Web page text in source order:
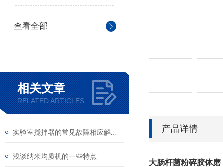
查看全部
相关文章
RELATED ARTICLES
浅谈纳米均质机的一些特点
产品详情
大肠杆菌粉碎胶体磨